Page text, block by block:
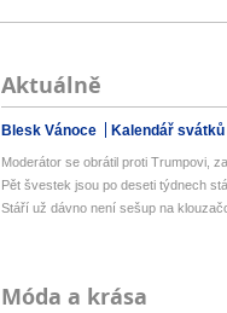
Aktuálně
Blesk Vánoce Kalendář svátků
Moderátor se obrátil proti Trumpovi,
Pět švestek jsou po deseti týdnech
Stáří už dávno není sešup na
Móda a krása